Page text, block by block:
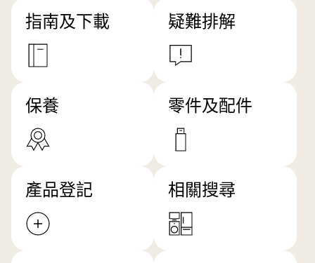
指南及下載 疑難排解
保養 零件及配件
產品登記 相關搜尋